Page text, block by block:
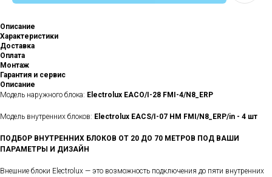
Описание
Характеристики
Доставка
Оплата
Монтаж
Гарантия и сервис
Описание
Модель наружного блока: Electrolux EACO/I-28 FMI-4/N8_ERP
Модель внутренних блоков: Electrolux EACS/I-07 HM FMI/N8_ERP/in - 4 шт
ПОДБОР ВНУТРЕННИХ БЛОКОВ ОТ 20 ДО 70 МЕТРОВ ПОД ВАШИ
ПАРАМЕТРЫ И ДИЗАЙН
Внешние блоки Electrolux — это возможность подключения до пяти внутренних